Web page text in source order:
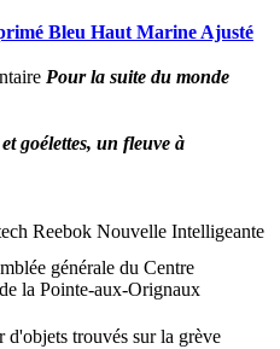
Bleu Haut Marine Ajusté
Pour la suite du monde
goélettes, un fleuve à
Reebok Nouvelle Intelligeante
générale du Centre
la Pointe-aux-Orignaux
trouvés sur la grève